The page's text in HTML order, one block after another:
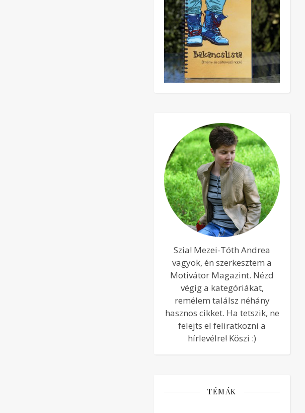
Szia! Mezei-Tóth Andrea
vagyok, én szerkesztem a
Motivátor Magazint. Nézd
végig a kategóriákat,
remélem találsz néhány
hasznos cikket. Ha tetszik, ne
felejts el feliratkozni a
hírlevélre! Köszi :)
TÉMÁK